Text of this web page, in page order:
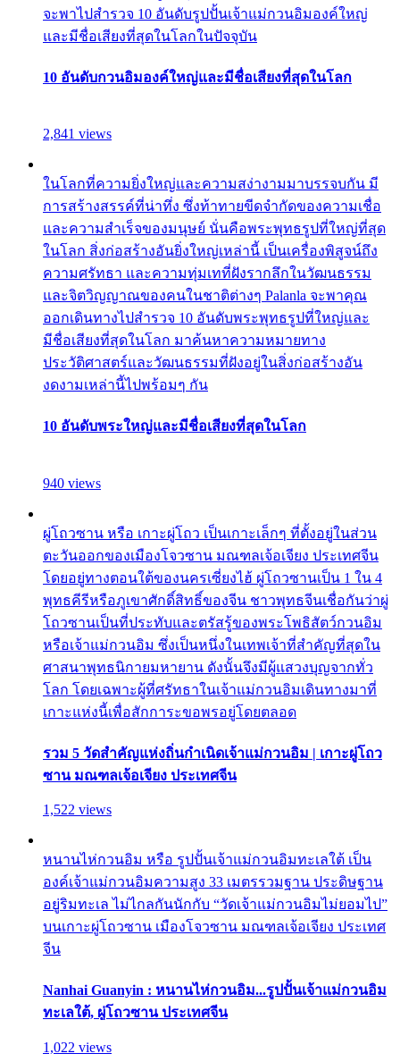
จะพาไปสำรวจ 10 อันดับรูปปั้นเจ้าแม่กวนอิมองค์ใหญ่
และมีชื่อเสียงที่สุดในโลกในปัจจุบัน
10 อันดับกวนอิมองค์ใหญ่และมีชื่อเสียงที่สุดในโลก
2,841 views
ในโลกที่ความยิ่งใหญ่และความสง่างามมาบรรจบกัน มี
การสร้างสรรค์ที่น่าทึ่ง ซึ่งท้าทายขีดจำกัดของความเชื่อ
และความสำเร็จของมนุษย์ นั่นคือพระพุทธรูปที่ใหญ่ที่สุด
ในโลก สิ่งก่อสร้างอันยิ่งใหญ่เหล่านี้ เป็นเครื่องพิสูจน์ถึง
ความศรัทธา และความทุ่มเทที่ฝังรากลึกในวัฒนธรรม
และจิตวิญญาณของคนในชาติต่างๆ Palanla จะพาคุณ
ออกเดินทางไปสำรวจ 10 อันดับพระพุทธรูปที่ใหญ่และ
มีชื่อเสียงที่สุดในโลก มาค้นหาความหมายทาง
ประวัติศาสตร์และวัฒนธรรมที่ฝังอยู่ในสิ่งก่อสร้างอัน
งดงามเหล่านี้ไปพร้อมๆ กัน
10 อันดับพระใหญ่และมีชื่อเสียงที่สุดในโลก
940 views
ผู่โถวซาน หรือ เกาะผู่โถว เป็นเกาะเล็กๆ ที่ตั้งอยู่ในส่วน
ตะวันออกของเมืองโจวซาน มณฑลเจ้อเจียง ประเทศจีน
โดยอยู่ทางตอนใต้ของนครเซี่ยงไฮ้ ผู่โถวซานเป็น 1 ใน 4
พุทธคีรีหรือภูเขาศักดิ์สิทธิ์ของจีน ชาวพุทธจีนเชื่อกันว่าผู่
โถวซานเป็นที่ประทับและตรัสรู้ของพระโพธิสัตว์กวนอิม
หรือเจ้าแม่กวนอิม ซึ่งเป็นหนึ่งในเทพเจ้าที่สำคัญที่สุดใน
ศาสนาพุทธนิกายมหายาน ดังนั้นจึงมีผู้แสวงบุญจากทั่ว
โลก โดยเฉพาะผู้ที่ศรัทธาในเจ้าแม่กวนอิมเดินทางมาที่
เกาะแห่งนี้เพื่อสักการะขอพรอยู่โดยตลอด
รวม 5 วัดสำคัญแห่งถิ่นกำเนิดเจ้าแม่กวนอิม | เกาะผู่โถว
ซาน มณฑลเจ้อเจียง ประเทศจีน
1,522 views
หนานไห่กวนอิม หรือ รูปปั้นเจ้าแม่กวนอิมทะเลใต้ เป็น
องค์เจ้าแม่กวนอิมความสูง 33 เมตรรวมฐาน ประดิษฐาน
อยู่ริมทะเล ไม่ไกลกันนักกับ “วัดเจ้าแม่กวนอิมไม่ยอมไป”
บนเกาะผู่โถวซาน เมืองโจวซาน มณฑลเจ้อเจียง ประเทศ
จีน
Nanhai Guanyin : หนานไห่กวนอิม...รูปปั้นเจ้าแม่กวนอิม
ทะเลใต้, ผู่โถวซาน ประเทศจีน
1,022 views